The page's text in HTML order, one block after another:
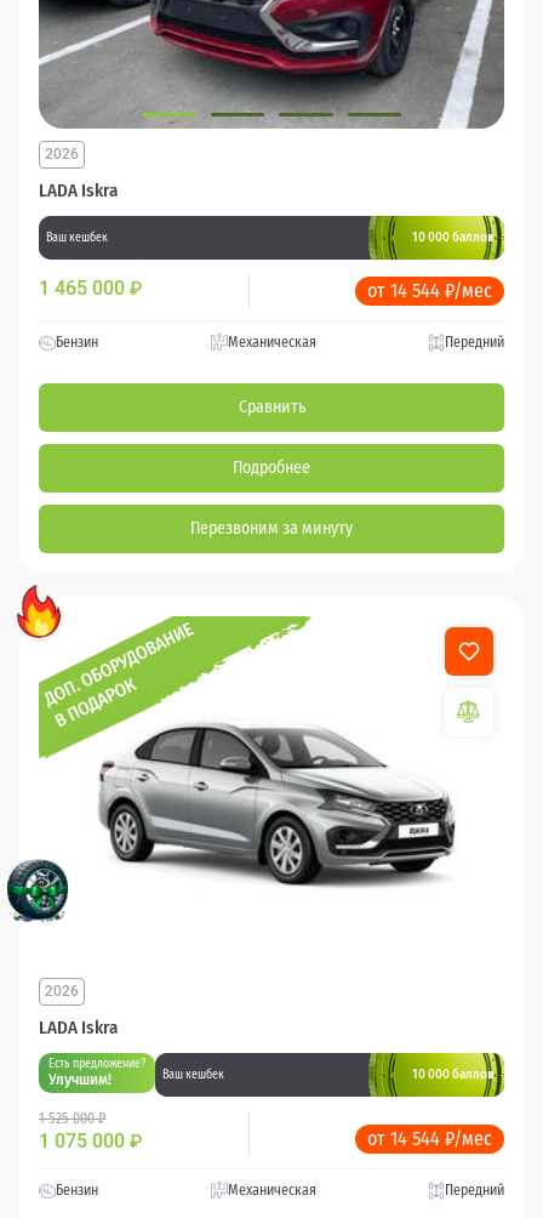
LADA Iskra
2026
Ваш кешбек 10 000 баллов
1 465 000 ₽ от 14 544 ₽/мес
Бензин Механическая Передний
Сравнить
Подробнее
Перезвоним за минуту
LADA Iskra
2026
Есть предложение?
Улучшим! Ваш кешбек 10 000 баллов
1 525 000 ₽
1 075 000 ₽ от 14 544 ₽/мес
Бензин Механическая Передний